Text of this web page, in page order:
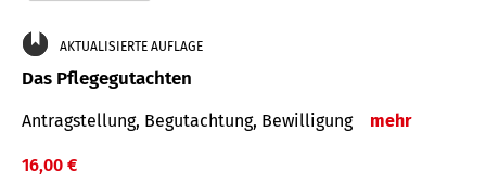
AKTUALISIERTE AUFLAGE
Das Pflegegutachten
Antragstellung, Begutachtung, Bewilligung mehr
16,00 €